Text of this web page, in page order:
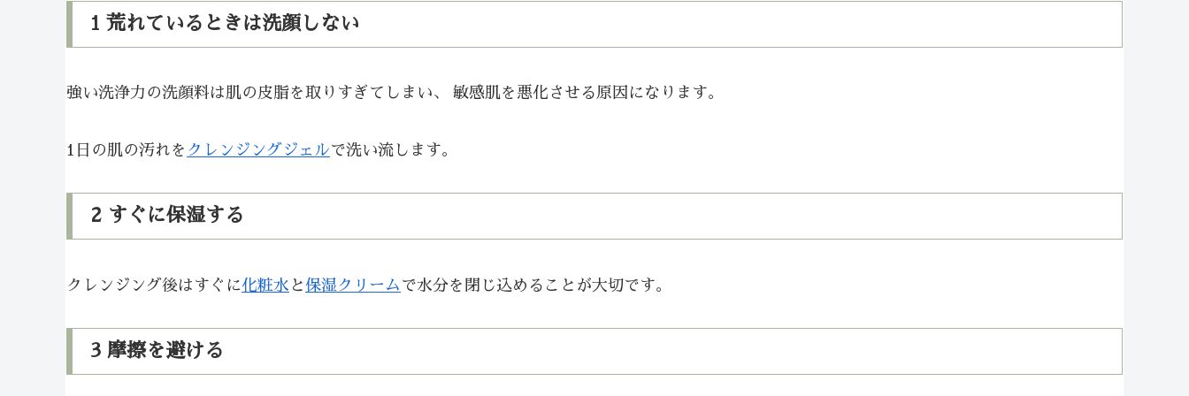
1 荒れているときは洗顔しない
強い洗浄力の洗顔料は肌の皮脂を取りすぎてしまい、 敏感肌を悪化させる原因になります。
1日の肌の汚れを クレンジングジェルで洗い流します。
2 すぐに保湿する
クレンジング後はすぐに化粧水 と保湿クリーム で水分を閉じ込めることが大切です。
3 摩擦を避ける